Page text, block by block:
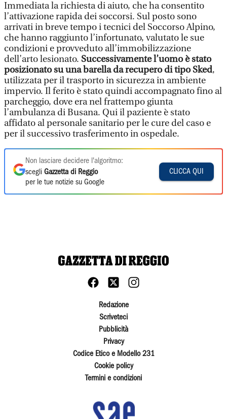
Immediata la richiesta di aiuto, che ha consentito
l’attivazione rapida dei soccorsi. Sul posto sono
arrivati in breve tempo i tecnici del Soccorso Alpino,
che hanno raggiunto l’infortunato, valutato le sue
condizioni e provveduto all’immobilizzazione
dell’arto lesionato. Successivamente l’uomo è stato
posizionato su una barella da recupero di tipo Sked,
utilizzata per il trasporto in sicurezza in ambiente
impervio. Il ferito è stato quindi accompagnato fino al
parcheggio, dove era nel frattempo giunta
l’ambulanza di Busana. Qui il paziente è stato
affidato al personale sanitario per le cure del caso e
per il successivo trasferimento in ospedale.
Non lasciare decidere l'algoritmo:
scegli Gazzetta di Reggio
per le tue notizie su Google
CLICCA QUI
Redazione
Scriveteci
Pubblicità
Privacy
Codice Etico e Modello 231
Cookie policy
Termini e condizioni